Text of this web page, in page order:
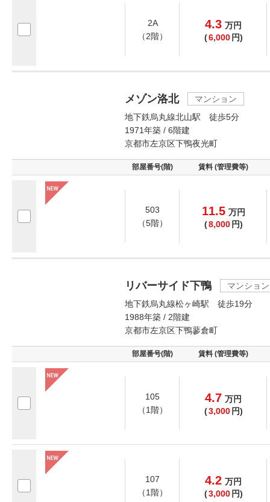
2A
（2階）
4.3 万円
(6,000 円)
メゾン洛北
マンション
地下鉄烏丸線北山駅 徒歩5分
1971年築 / 6階建
京都市左京区下鴨夜光町
部屋番号(階) 賃料 (管理費等)
503
（5階）
11.5 万円
(8,000 円)
リバーサイド下鴨
マンション
地下鉄烏丸線松ヶ崎駅 徒歩19分
1988年築 / 2階建
京都市左京区下鴨蓼倉町
部屋番号(階) 賃料 (管理費等)
105
（1階）
4.7 万円
(3,000 円)
107
（1階）
4.2 万円
(3,000 円)